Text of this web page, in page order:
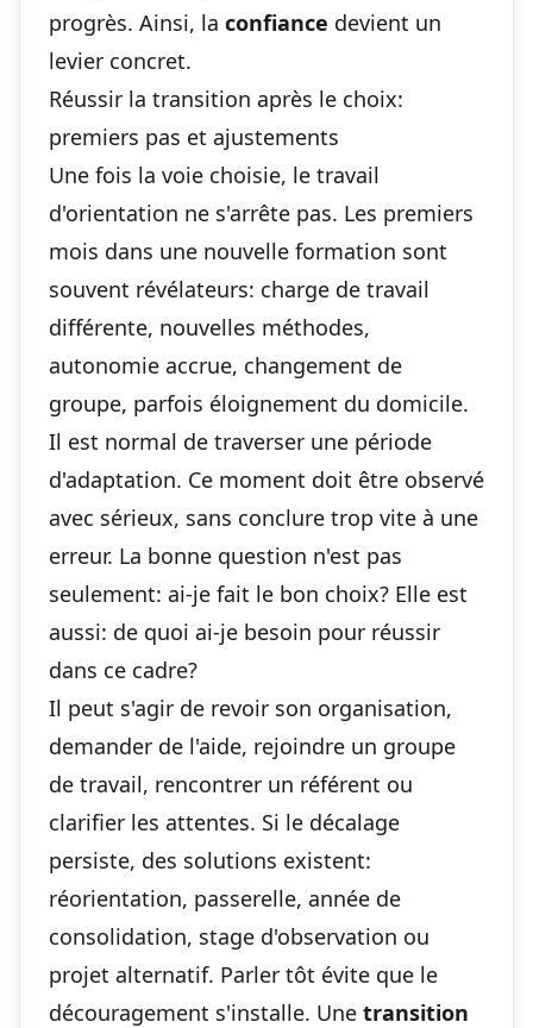
progrès. Ainsi, la confiance devient un
levier concret.
Réussir la transition après le choix:
premiers pas et ajustements
Une fois la voie choisie, le travail
d'orientation ne s'arrête pas. Les premiers
mois dans une nouvelle formation sont
souvent révélateurs: charge de travail
différente, nouvelles méthodes,
autonomie accrue, changement de
groupe, parfois éloignement du domicile.
Il est normal de traverser une période
d'adaptation. Ce moment doit être observé
avec sérieux, sans conclure trop vite à une
erreur. La bonne question n'est pas
seulement: ai-je fait le bon choix? Elle est
aussi: de quoi ai-je besoin pour réussir
dans ce cadre?
Il peut s'agir de revoir son organisation,
demander de l'aide, rejoindre un groupe
de travail, rencontrer un référent ou
clarifier les attentes. Si le décalage
persiste, des solutions existent:
réorientation, passerelle, année de
consolidation, stage d'observation ou
projet alternatif. Parler tôt évite que le
découragement s'installe. Une transition